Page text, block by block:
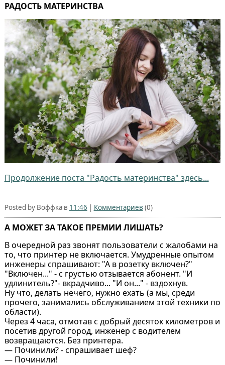
РАДОСТЬ МАТЕРИНСТВА
Продолжение поста "Радость материнства" здесь...
Posted by Воффка в 11:46 | Комментариев (0)
А МОЖЕТ ЗА ТАКОЕ ПРЕМИИ ЛИШАТЬ?
В очередной раз звонят пользователи с жалобами на
то, что принтер не включается. Умудренные опытом
инженеры спрашивают: "А в розетку включен?"
"Включен..." - с грустью отзывается абонент. "И
удлинитель?"- вкрадчиво... "И он..." - вздохнув.
Ну что, делать нечего, нужно ехать (а мы, среди
прочего, занимались обслуживанием этой техники по
области).
Через 4 часа, отмотав с добрый десяток километров и
посетив другой город, инженер с водителем
возвращаются. Без принтера.
— Починили? - спрашивает шеф?
— Починили!